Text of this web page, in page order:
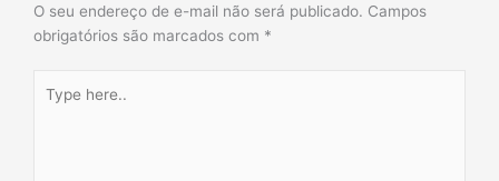
O seu endereço de e-mail não será publicado. Campos
obrigatórios são marcados com *
here..